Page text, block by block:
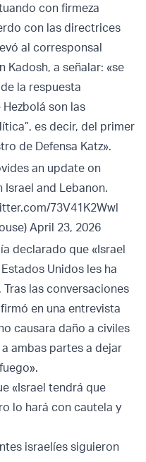
con firmeza
con las directrices
al corresponsal
Kadosh, a señalar: «se
la respuesta
son las
es decir, del primer
de Defensa Katz».
an update on
and Lebanon.
73V41K2Wwl
April 23, 2026
declarado que «Israel
Unidos les ha
Tras las conversaciones
en una entrevista
causara daño a civiles
ambas partes a dejar
«Israel tendrá que
lo hará con cautela y
israelíes siguieron